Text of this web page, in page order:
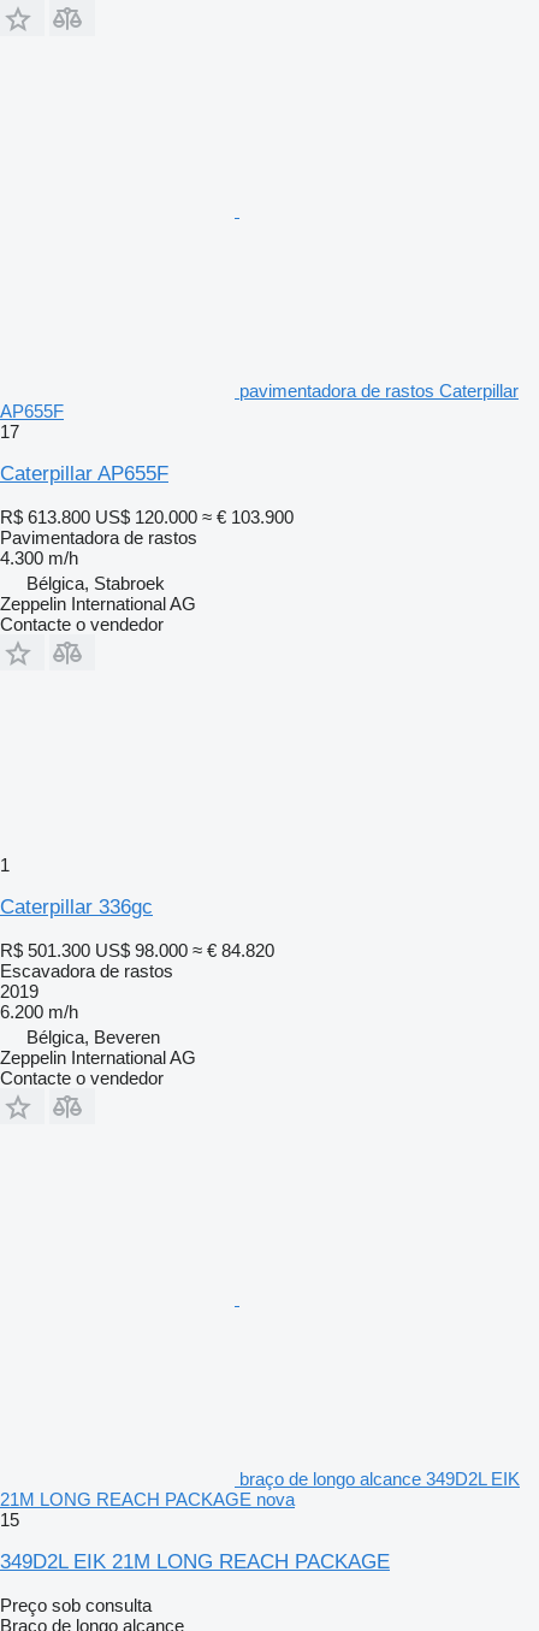
pavimentadora de rastos Caterpillar
AP655F
17
Caterpillar AP655F
R$ 613.800 US$ 120.000 ≈ € 103.900
Pavimentadora de rastos
4.300 m/h
Bélgica, Stabroek
Zeppelin International AG
Contacte o vendedor
1
Caterpillar 336gc
R$ 501.300 US$ 98.000 ≈ € 84.820
Escavadora de rastos
2019
6.200 m/h
Bélgica, Beveren
Zeppelin International AG
Contacte o vendedor
braço de longo alcance 349D2L EIK
21M LONG REACH PACKAGE nova
15
349D2L EIK 21M LONG REACH PACKAGE
Preço sob consulta
Braço de longo alcance